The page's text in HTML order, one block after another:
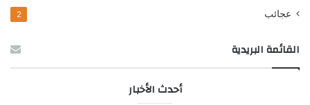
عجائب 2
القائمة البريدية
أحدث الأخبار